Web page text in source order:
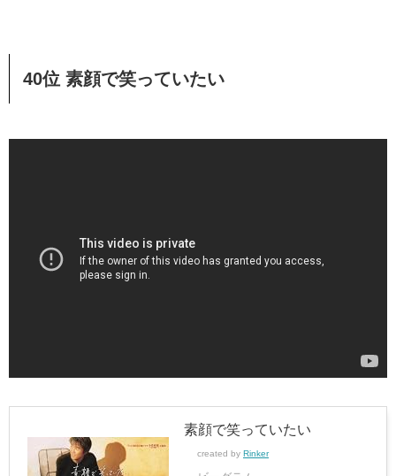
40位 素顔で笑っていたい
素顔で笑っていたい
created by Rinker